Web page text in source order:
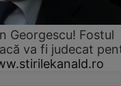
Georgescu! Fostul
va fi judecat